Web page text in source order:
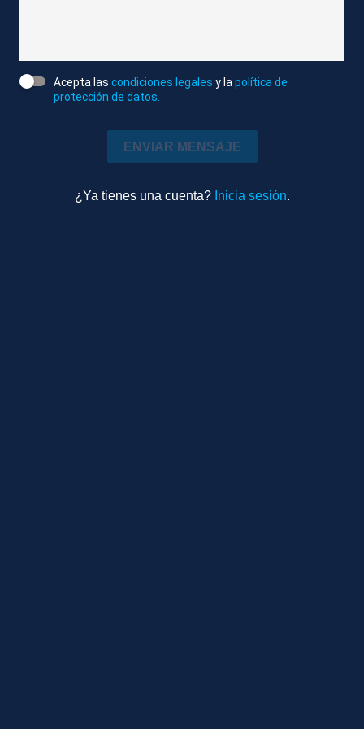
Acepta las condiciones legales y la política de
protección de datos.
ENVIAR MENSAJE
¿Ya tienes una cuenta? Inicia sesión.
Editado
Internacional
TEMAS RELACIONADOS